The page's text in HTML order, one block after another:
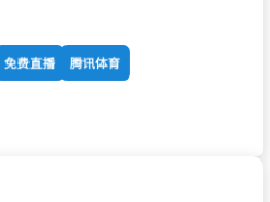
免费直播 腾讯体育